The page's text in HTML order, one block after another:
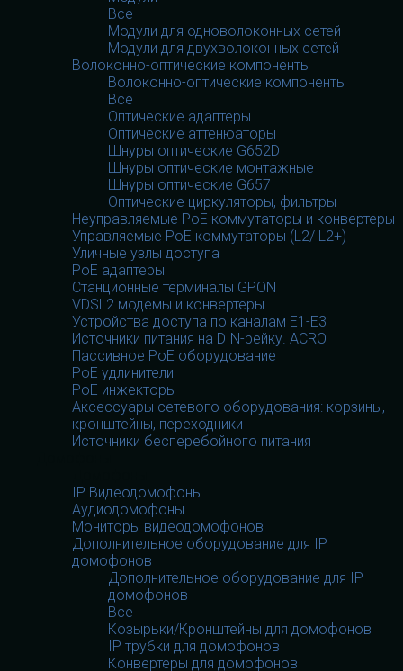
Все
Модули для одноволоконных сетей
Модули для двухволоконных сетей
Волоконно-оптические компоненты
Волоконно-оптические компоненты
Все
Оптические адаптеры
Оптические аттенюаторы
Шнуры оптические G652D
Шнуры оптические монтажные
Шнуры оптические G657
Оптические циркуляторы, фильтры
Неуправляемые PoE коммутаторы и конвертеры
Управляемые PoE коммутаторы (L2/ L2+)
Уличные узлы доступа
PoE адаптеры
Станционные терминалы GPON
VDSL2 модемы и конвертеры
Устройства доступа по каналам E1-E3
Источники питания на DIN-рейку. ACRO
Пассивное PoE оборудование
PoE удлинители
PoE инжекторы
Аксессуары сетевого оборудования: корзины,
кронштейны, переходники
Источники бесперебойного питания
IP Видеодомофоны
Аудиодомофоны
Мониторы видеодомофонов
Дополнительное оборудование для IP
домофонов
Дополнительное оборудование для IP
домофонов
Все
Козырьки/Кронштейны для домофонов
IP трубки для домофонов
Конвертеры для домофонов